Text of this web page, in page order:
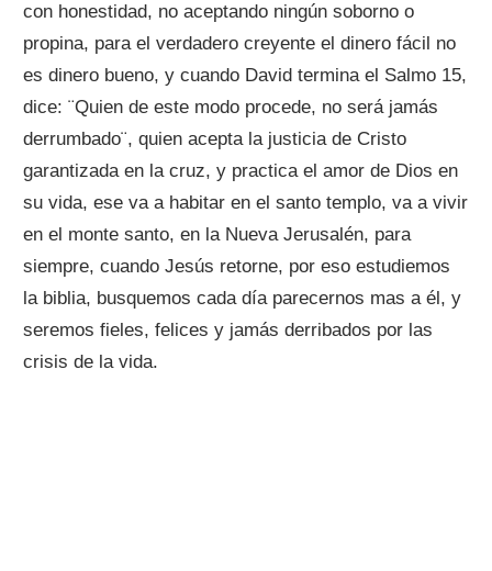
con honestidad, no aceptando ningún soborno o
propina, para el verdadero creyente el dinero fácil no
es dinero bueno, y cuando David termina el Salmo 15,
dice: ¨Quien de este modo procede, no será jamás
derrumbado¨, quien acepta la justicia de Cristo
garantizada en la cruz, y practica el amor de Dios en
su vida, ese va a habitar en el santo templo, va a vivir
en el monte santo, en la Nueva Jerusalén, para
siempre, cuando Jesús retorne, por eso estudiemos
la biblia, busquemos cada día parecernos mas a él, y
seremos fieles, felices y jamás derribados por las
crisis de la vida.